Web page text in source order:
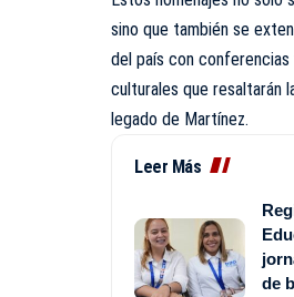
sino que también se
del país con
culturales que resaltarán
legado de Martínez.
Leer Más
de